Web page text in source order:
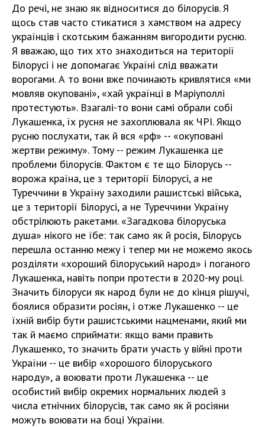
До речі, не знаю як відноситися до білорусів. Я
щось став часто стикатися з хамством на адресу
українців і скотським бажанням вигородити русню.
Я вважаю, що тих хто знаходиться на території
Білорусі і не допомагає Україні слід вважати
ворогами. А то вони вже починають кривлятися «ми
мовляв окуповані», «хай українці в Маріуполлі
протестують». Взагалі-то вони самі обрали собі
Лукашенка, їх русня не захоплювала як ЧРІ. Якщо
русню послухати, так й вся «рф» -- «окуповані
жертви режиму». Тому -- режим Лукашенка це
проблеми білорусів. Фактом є те що Білорусь --
ворожа країна, це з території Білорусі, а не
Туреччини в Україну заходили рашистські війська,
це з території Білорусі, а не Туреччини Україну
обстрілюють ракетами. «Загадкова білоруська
душа» нікого не їбе: так само як й росія, Білорусь
перешла останню межу і тепер ми не можемо якось
розділяти «хороший білоруський народ» і поганого
Лукашенка, навіть попри протести в 2020-му році.
Значить білоруси як народ були не до кінця рішучі,
боялися образити росіян, і отже Лукашенко -- це
їхній вибір бути рашистськими нацменами, який ми
так й маємо сприймати: якщо вами править
Лукашенко, то значить брати участь у війні проти
України -- це вибір «хорошого білоруського
народу», а воювати проти Лукашенка -- це
особистий вибір окремих нормальних людей з
числа етнічних білорусів, так само як й росіяни
можуть воювати на боці України.